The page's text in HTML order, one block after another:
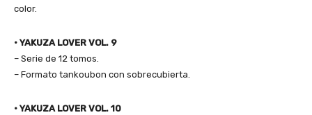
color.
• YAKUZA LOVER VOL. 9
– Serie de 12 tomos.
– Formato tankoubon con sobrecubierta.
• YAKUZA LOVER VOL. 10